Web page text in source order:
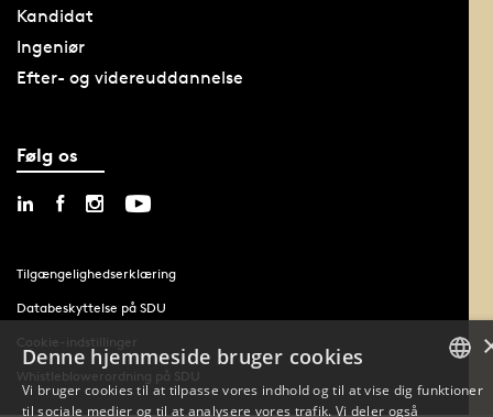
Kandidat
Ingeniør
Efter- og videreuddannelse
Følg os
Tilgængelighedserklæring
Databeskyttelse på SDU
Cookie-indstillinger
Whistleblowerordning på SDU
DANISH
Denne hjemmeside bruger cookies
Vi bruger cookies til at tilpasse vores indhold og til at vise dig funktioner
til sociale medier og til at analysere vores trafik. Vi deler også